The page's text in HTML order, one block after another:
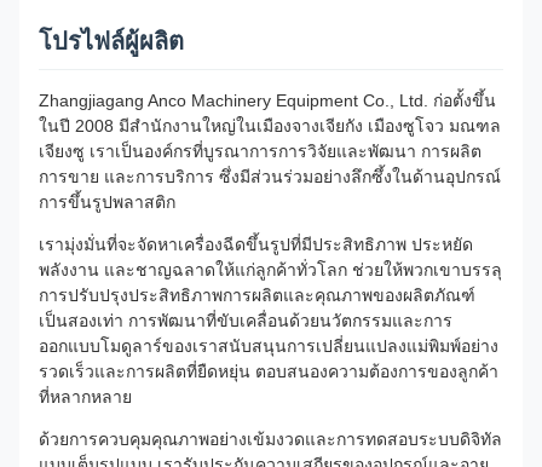
โปรไฟล์ผู้ผลิต
Zhangjiagang Anco Machinery Equipment Co., Ltd. ก่อตั้งขึ้น
ในปี 2008 มีสำนักงานใหญ่ในเมืองจางเจียกัง เมืองซูโจว มณฑล
เจียงซู เราเป็นองค์กรที่บูรณาการการวิจัยและพัฒนา การผลิต
การขาย และการบริการ ซึ่งมีส่วนร่วมอย่างลึกซึ้งในด้านอุปกรณ์
การขึ้นรูปพลาสติก
เรามุ่งมั่นที่จะจัดหาเครื่องฉีดขึ้นรูปที่มีประสิทธิภาพ ประหยัด
พลังงาน และชาญฉลาดให้แก่ลูกค้าทั่วโลก ช่วยให้พวกเขาบรรลุ
การปรับปรุงประสิทธิภาพการผลิตและคุณภาพของผลิตภัณฑ์
เป็นสองเท่า การพัฒนาที่ขับเคลื่อนด้วยนวัตกรรมและการ
ออกแบบโมดูลาร์ของเราสนับสนุนการเปลี่ยนแปลงแม่พิมพ์อย่าง
รวดเร็วและการผลิตที่ยืดหยุ่น ตอบสนองความต้องการของลูกค้า
ที่หลากหลาย
ด้วยการควบคุมคุณภาพอย่างเข้มงวดและการทดสอบระบบดิจิทัล